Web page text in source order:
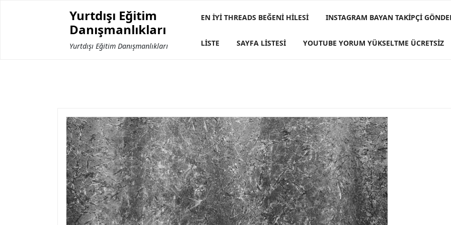
Yurtdışı Eğitim
Danışmanlıkları
Yurtdışı Eğitim Danışmanlıkları
EN İYI THREADS BEĞENI HILESI INSTAGRAM BAYAN TAKIPÇI
LISTE SAYFA LISTESI YOUTUBE YORUM YÜKSELTME ÜCRETSIZ